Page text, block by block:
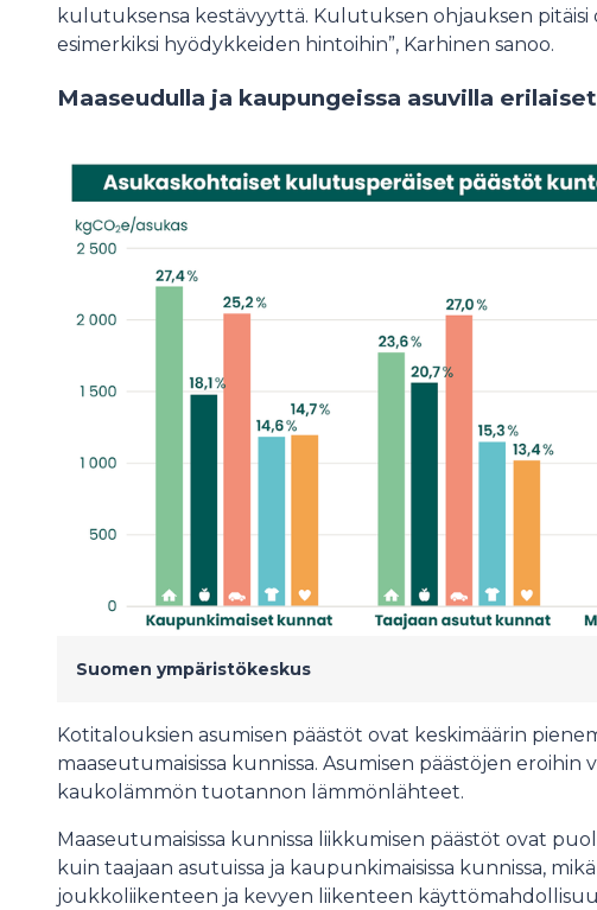
kulutuksensa kestävyyttä. Kulutuksen ohjauksen pitäisi
esimerkiksi hyödykkeiden hintoihin”, Karhinen sanoo.
Maaseudulla ja kaupungeissa asuvilla
Suomen ympäristökeskus
Kotitalouksien asumisen päästöt ovat keskimäärin
maaseutumaisissa kunnissa. Asumisen päästöjen eroihin
kaukolämmön tuotannon lämmönlähteet.
Maaseutumaisissa kunnissa liikkumisen päästöt ovat
kuin taajaan asutuissa ja kaupunkimaisissa kunnissa,
joukkoliikenteen ja kevyen liikenteen